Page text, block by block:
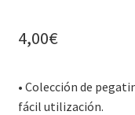
4,00€
• Colección de
fácil utilización.